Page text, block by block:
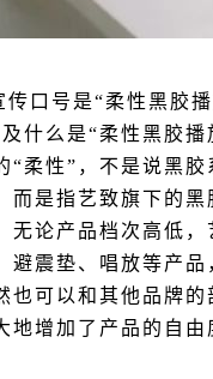
传口号是“柔性黑胶
什么是“柔性黑胶播
“柔性”，不是说黑胶
而是指艺致旗下的黑
无论产品档次高低，
避震垫、唱放等产品
也可以和其他品牌的
地增加了产品的自由